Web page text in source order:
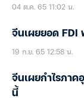
04 ต.ค. 65 11:02 น.
จีนเผยยอด FDI
19 ก.ย. 65 12:58 น.
จีนเผยกำไรภาค
นี้